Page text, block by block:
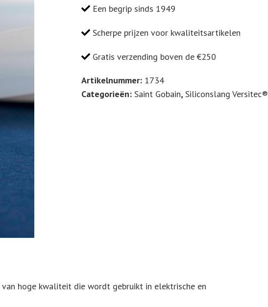
ID
x
Ø
x
12
Een begrip sinds 1949
Scherpe prijzen voor kwaliteitsartikelen
Gratis verzending boven de €250
Artikelnummer: 1734
Categorieën: Saint Gobain, Siliconslang Versitec®
hoge kwaliteit die wordt gebruikt in elektrische en